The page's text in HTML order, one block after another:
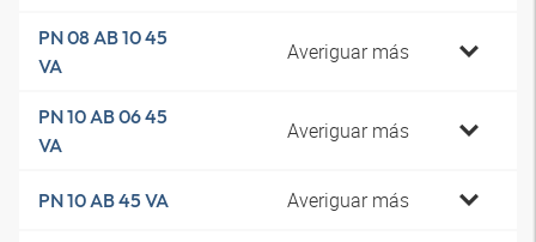
PN 08 AB 10 45
VA
Averiguar más
PN 10 AB 06 45
VA
Averiguar más
PN 10 AB 45 VA Averiguar más